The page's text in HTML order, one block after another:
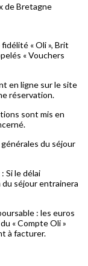
de Bretagne
« Oli », Brit
« Vouchers
en ligne sur le site
réservation.
sont mis en
du séjour
Si le délai
séjour entrainera
: les euros
« Compte Oli »
à facturer.